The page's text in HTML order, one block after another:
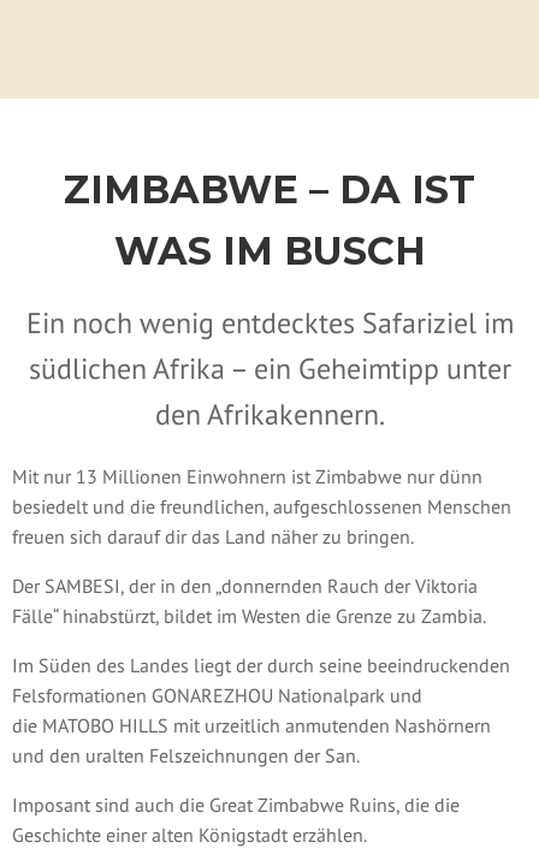
ZIMBABWE – DA IST
WAS IM BUSCH
Ein noch wenig entdecktes Safariziel im
südlichen Afrika – ein Geheimtipp unter
den Afrikakennern.
Mit nur 13 Millionen Einwohnern ist Zimbabwe nur dünn
besiedelt und die freundlichen, aufgeschlossenen Menschen
freuen sich darauf dir das Land näher zu bringen.
Der SAMBESI, der in den „donnernden Rauch der Viktoria
Fälle“ hinabstürzt, bildet im Westen die Grenze zu Zambia.
Im Süden des Landes liegt der durch seine beeindruckenden
Felsformationen GONAREZHOU Nationalpark und
die MATOBO HILLS mit urzeitlich anmutenden Nashörnern
und den uralten Felszeichnungen der San.
Imposant sind auch die Great Zimbabwe Ruins, die die
Geschichte einer alten Königstadt erzählen.